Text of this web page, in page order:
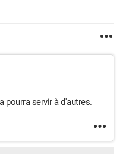
pourra servir à d'autres.